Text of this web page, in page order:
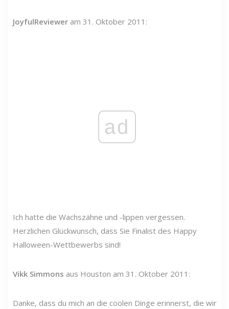
JoyfulReviewer am 31. Oktober 2011:
ad
Ich hatte die Wachszähne und -lippen vergessen.
Herzlichen Glückwunsch, dass Sie Finalist des Happy
Halloween-Wettbewerbs sind!
Vikk Simmons aus Houston am 31. Oktober 2011:
Danke, dass du mich an die coolen Dinge erinnerst, die wir